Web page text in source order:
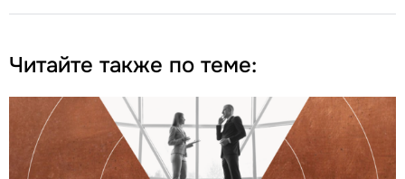
Читайте также по теме: